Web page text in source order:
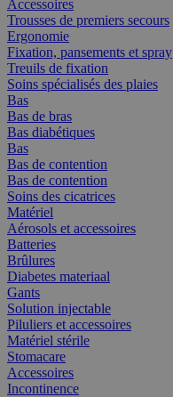
Accessoires
Trousses de premiers secours
Ergonomie
Fixation, pansements et spray
Treuils de fixation
Soins spécialisés des plaies
Bas
Bas de bras
Bas diabétiques
Bas
Bas de contention
Bas de contention
Soins des cicatrices
Matériel
Aérosols et accessoires
Batteries
Brûlures
Diabetes materiaal
Gants
Solution injectable
Piluliers et accessoires
Matériel stérile
Stomacare
Accessoires
Incontinence